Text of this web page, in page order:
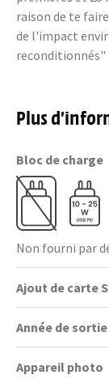
raison de te
de l'impact
reconditionnés"
Plus
Bloc de charge
Non fourni par
Ajout de carte
Année de sortie
Appareil photo